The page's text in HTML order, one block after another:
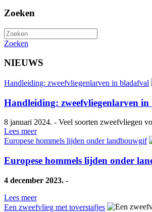
Zoeken
Zoeken
NIEUWS
Handleiding: zweefvliegenlarven in bladafval
Handleiding: zweefvliegenlarven
8 januari 2024. - Veel soorten zweefvliegen
Lees meer
Europese hommels lijden onder landbouwgif
Europese hommels lijden onder
4 december 2023. -
Lees meer
Een zweefvlieg met toverstafjes